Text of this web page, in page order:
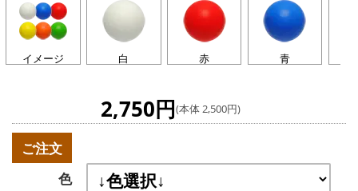
イメージ 白 赤 青
2,750円(本体 2,500円)
ご注文
色